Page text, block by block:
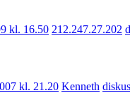
kl. 16.50 212.247.27.202
kl. 21.20 Kenneth